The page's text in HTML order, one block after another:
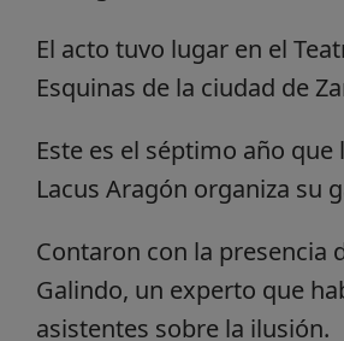
El acto tuvo lugar en el
Esquinas de la ciudad de
Este es el séptimo año que
Lacus Aragón organiza su
Contaron con la presencia
Galindo, un experto que
asistentes sobre la ilusión.